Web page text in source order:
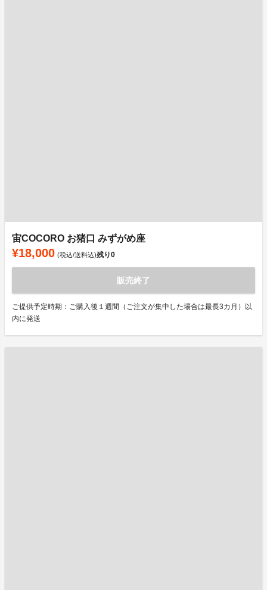
宙COCORO お猪口 みずがめ座
¥18,000 (税込/送料込)残り0
販売終了
ご提供予定時期：ご購入後１週間（ご注文が集中した場合は最長3カ月）以
内に発送